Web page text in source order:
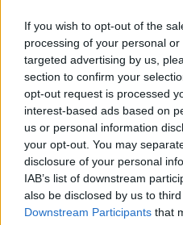
If you wish to opt-out of the
processing of your personal
targeted advertising by us,
section to confirm your
opt-out request is processed
interest-based ads based on
us or personal information
your opt-out. You may
disclosure of your personal
IAB’s list of downstream
also be disclosed by us to
Downstream Participants that
της υποχρέωσης
«Παράνομη εξαγωγή
ΔΙΑΒΑΣΤΕ ΕΠΙΣΗΣ
Κόσμος|14.12.2023
Διεθνείς
δικαιωμάτων
«παραλείψεις»
ναυάγιο της Πύλου